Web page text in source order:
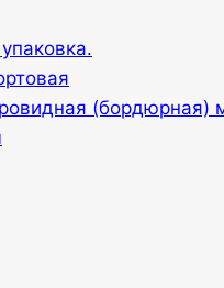
(бордюрная)